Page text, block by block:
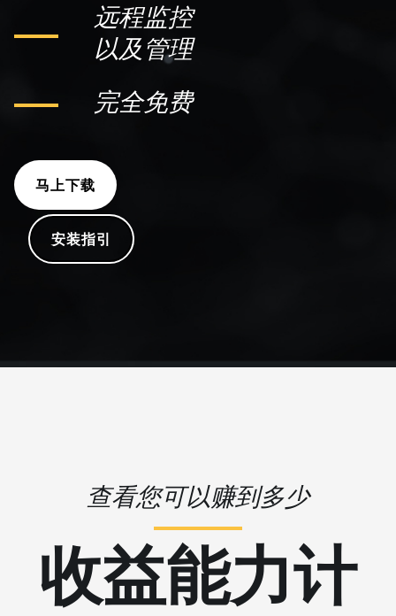
远程监控
以及管理
完全免费
马上下载
安装指引
查看您可以赚到多少
收益能力计